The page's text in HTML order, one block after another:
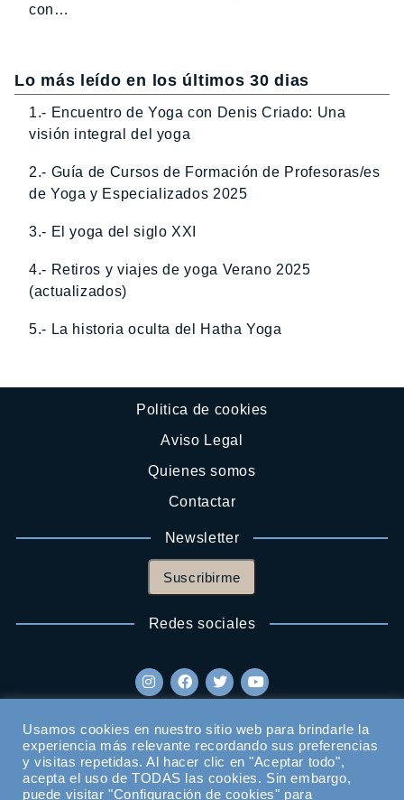
con…
Lo más leído en los últimos 30 dias
1.- Encuentro de Yoga con Denis Criado: Una
visión integral del yoga
2.- Guía de Cursos de Formación de Profesoras/es
de Yoga y Especializados 2025
3.- El yoga del siglo XXI
4.- Retiros y viajes de yoga Verano 2025
(actualizados)
5.- La historia oculta del Hatha Yoga
Politica de cookies
Aviso Legal
Quienes somos
Contactar
Newsletter
Suscribirme
Redes sociales
Usamos cookies en nuestro sitio web para brindarle la
experiencia más relevante recordando sus preferencias
y visitas repetidas. Al hacer clic en "Aceptar todo",
acepta el uso de TODAS las cookies. Sin embargo,
puede visitar "Configuración de cookies" para